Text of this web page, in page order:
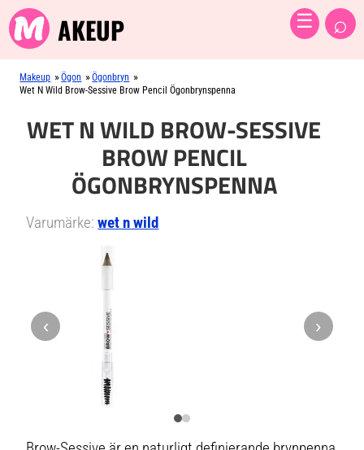
AKEUP ☰ ⌕
Makeup »Ögon »Ögonbryn »
Wet N Wild Brow-Sessive Brow Pencil Ögonbrynspenna
WET N WILD BROW-SESSIVE
BROW PENCIL
ÖGONBRYNSPENNA
Varumärke:wet n wild
‹ ›